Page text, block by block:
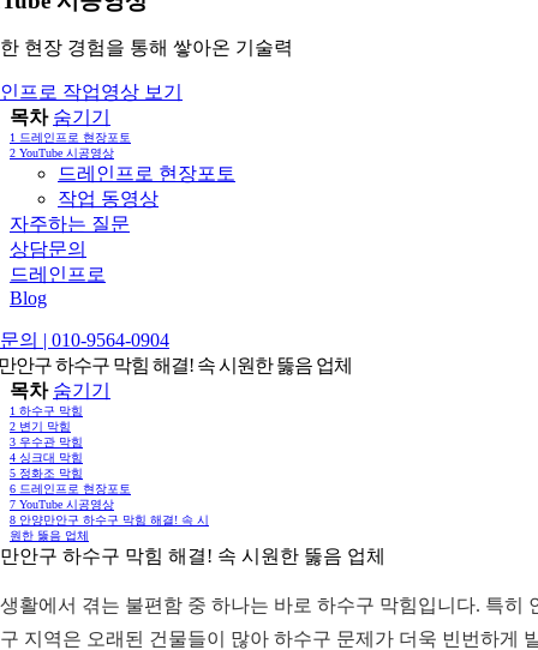
현장 경험을 통해 쌓아온 기술력
프로 작업영상 보기
목차 숨기기
1 드레인프로 현장포토
2 YouTube 시공영상
드레인프로 현장포토
작업 동영상
자주하는 질문
상담문의
드레인프로
Blog
의 | 010-9564-0904
안구 하수구 막힘 해결! 속 시원한 뚫음 업체
목차 숨기기
1 하수구 막힘
2 변기 막힘
3 우수관 막힘
4 싱크대 막힘
5 정화조 막힘
6 드레인프로 현장포토
7 YouTube 시공영상
8 안양만안구 하수구 막힘 해결! 속 시
원한 뚫음 업체
안구 하수구 막힘 해결! 속 시원한 뚫음 업체
활에서 겪는 불편함 중 하나는 바로 하수구 막힘입니다. 특히
지역은 오래된 건물들이 많아 하수구 문제가 더욱 빈번하게